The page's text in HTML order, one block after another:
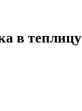
в теплицу